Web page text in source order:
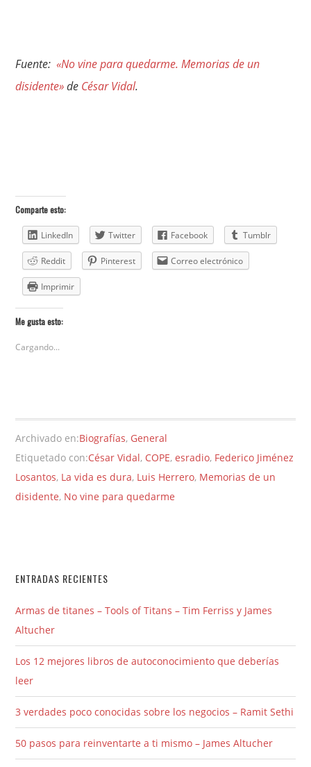
Fuente: «No vine para quedarme. Memorias de un
disidente»de César Vidal.
Comparte esto:
LinkedIn Twitter Facebook Tumblr
Reddit Pinterest Correo electrónico
Imprimir
Me gusta esto:
Cargando...
Archivado en:Biografías, General
Etiquetado con:César Vidal, COPE,esradio, Federico Jiménez
Losantos, La vida es dura, Luis Herrero, Memorias de un
disidente, No vine para quedarme
ENTRADAS RECIENTES
Armas de titanes – Tools of Titans – Tim Ferriss y James
Altucher
Los 12 mejores libros de autoconocimiento que deberías
leer
3 verdades poco conocidas sobre los negocios – Ramit Sethi
50 pasos para reinventarte a ti mismo – James Altucher